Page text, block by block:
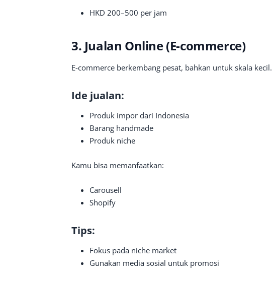
HKD 200–500 per jam
3. Jualan Online (E-commerce)
E-commerce berkembang pesat, bahkan untuk skala kecil.
Ide jualan:
Produk impor dari Indonesia
Barang handmade
Produk niche
Kamu bisa memanfaatkan:
Carousell
Shopify
Tips:
Fokus pada niche market
Gunakan media sosial untuk promosi